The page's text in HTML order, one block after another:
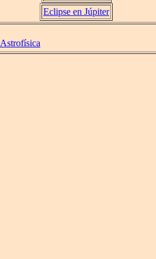
Eclipse en Júpiter
Astrofísica